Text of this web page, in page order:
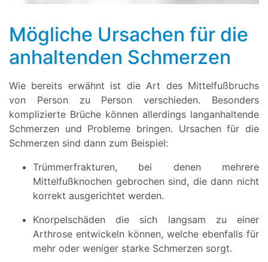
Mögliche Ursachen für die
anhaltenden Schmerzen
Wie bereits erwähnt ist die Art des Mittelfußbruchs
von Person zu Person verschieden. Besonders
komplizierte Brüche können allerdings langanhaltende
Schmerzen und Probleme bringen. Ursachen für die
Schmerzen sind dann zum Beispiel:
Trümmerfrakturen, bei denen mehrere
Mittelfußknochen gebrochen sind, die dann nicht
korrekt ausgerichtet werden.
Knorpelschäden die sich langsam zu einer
Arthrose entwickeln können, welche ebenfalls für
mehr oder weniger starke Schmerzen sorgt.